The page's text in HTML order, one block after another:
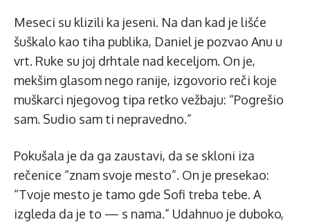
Meseci su klizili ka jeseni. Na dan kad je lišće
šuškalo kao tiha publika, Daniel je pozvao Anu u
vrt. Ruke su joj drhtale nad keceljom. On je,
mekšim glasom nego ranije, izgovorio reči koje
muškarci njegovog tipa retko vežbaju: “Pogrešio
sam. Sudio sam ti nepravedno.”
Pokušala je da ga zaustavi, da se skloni iza
rečenice “znam svoje mesto”. On je presekao:
“Tvoje mesto je tamo gde Sofi treba tebe. A
izgleda da je to — s nama.” Udahnuo je duboko,